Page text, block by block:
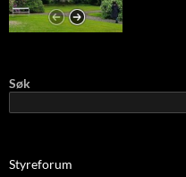
Søk
Styreforum